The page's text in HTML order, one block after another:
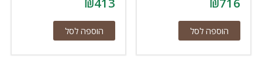
הוספה לסל הוספה לסל